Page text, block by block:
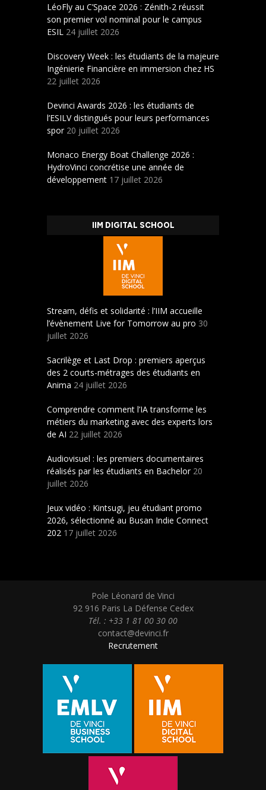
LéoFly au C’Space 2026 : Zénith-2 réussit
son premier vol nominal pour le campus
ESIL 24 juillet 2026
Discovery Week : les étudiants de la majeure
Ingénierie Financière en immersion chez HS
22 juillet 2026
Devinci Awards 2026 : les étudiants de
l’ESILV distingués pour leurs performances
spor 20 juillet 2026
Monaco Energy Boat Challenge 2026 :
HydroVinci concrétise une année de
développement 17 juillet 2026
IIM DIGITAL SCHOOL
Stream, défis et solidarité : l’IIM accueille
l’évènement Live for Tomorrow au pro 30
juillet 2026
Sacrilège et Last Drop : premiers aperçus
des 2 courts-métrages des étudiants en
Anima 24 juillet 2026
Comprendre comment l’IA transforme les
métiers du marketing avec des experts lors
de AI 22 juillet 2026
Audiovisuel : les premiers documentaires
réalisés par les étudiants en Bachelor 20
juillet 2026
Jeux vidéo : Kintsugi, jeu étudiant promo
2026, sélectionné au Busan Indie Connect
202 17 juillet 2026
Pole Léonard de Vinci
92 916 Paris La Défense Cedex
Tél. : +33 1 81 00 30 00
contact@devinci.fr
Recrutement